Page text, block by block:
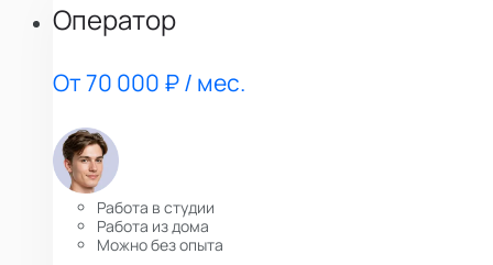
Оператор
От 70 000 ₽ / мес.
Работа в студии
Работа из дома
Можно без опыта